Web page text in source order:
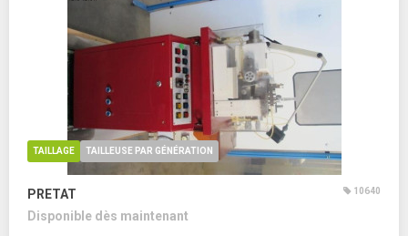
TAILLAGE TAILLEUSE PAR GÉNÉRATION
PRETAT 10640
Disponible dès maintenant